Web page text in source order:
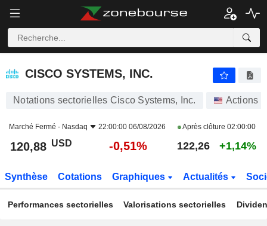
CISCO SYSTEMS, INC.
CISCO SYSTEMS, INC.
Notations sectorielles Cisco Systems, Inc. Actions
Marché Fermé - Nasdaq 22:00:00 06/08/2026 Après clôture 02:00:00
120,88 USD -0,51% 122,26 +1,14%
Synthèse Cotations Graphiques Actualités
Performances sectorielles Valorisations sectorielles